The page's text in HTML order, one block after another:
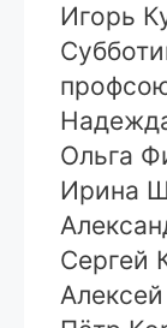
Игорь
Ольга
Ирина
Сергей